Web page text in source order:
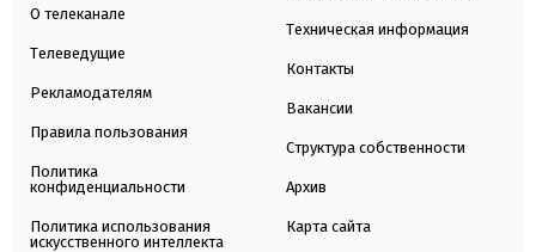
О телеканале
Телеведущие
Рекламодателям
Правила пользования
Политика
конфиденциальности
Политика использования
искусственного интеллекта
Техническая информация
Контакты
Вакансии
Структура собственности
Архив
Карта сайта